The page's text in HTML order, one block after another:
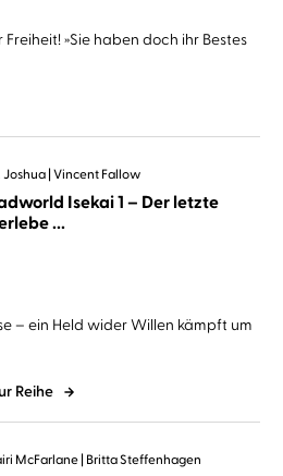
»Sie haben doch ihr Bestes
Joshua Vincent Fallow
Isekai 1 – Der letzte
...
– ein Held wider Willen kämpft um
Reihe
McFarlane Britta Steffenhagen